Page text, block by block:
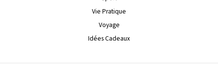
Vie Pratique
Voyage
Idées Cadeaux